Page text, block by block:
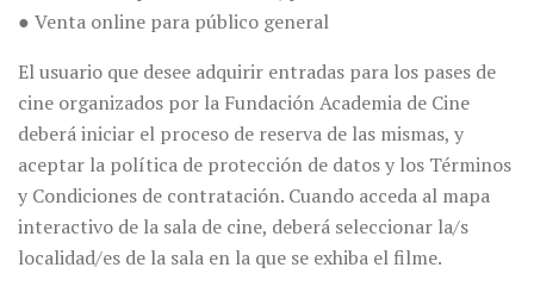
● Venta online para público general
El usuario que desee adquirir entradas para los pases de
cine organizados por la Fundación Academia de Cine
deberá iniciar el proceso de reserva de las mismas, y
aceptar la política de protección de datos y los Términos
y Condiciones de contratación. Cuando acceda al mapa
interactivo de la sala de cine, deberá seleccionar la/s
localidad/es de la sala en la que se exhiba el filme.